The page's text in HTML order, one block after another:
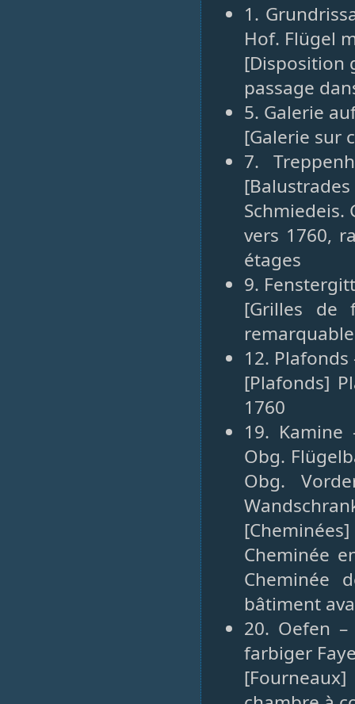
1.
Hof. Flügel
[Disposition
passage
5. Galerie
[Galerie sur
7.
Schmiedeis.
vers 1760,
étages
9.
[Grilles de
12.
[Plafonds]
1760
19.
Obg.
Obg.
Cheminée
Cheminée
bâtiment
20. Oefen
farbiger